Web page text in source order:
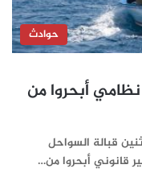
حوادث
غير نظامي أبحروا من
قبالة السواحل